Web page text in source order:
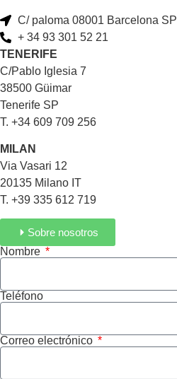
C/ paloma 08001 Barcelona SP
+ 34 93 301 52 21
TENERIFE
C/Pablo Iglesia 7
38500 Güimar
Tenerife SP
T. +34 609 709 256
MILAN
Via Vasari 12
20135 Milano IT
T. +39 335 612 719
Sobre nosotros
Nombre
Teléfono
Correo electrónico